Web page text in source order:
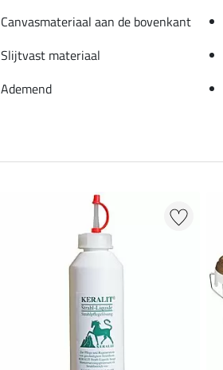
Canvasmateriaal aan de bovenkant
Slijtvast materiaal
Ademend